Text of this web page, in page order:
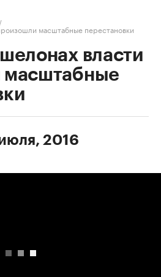
/
масштабные перестановки
власти
масштабные
2016